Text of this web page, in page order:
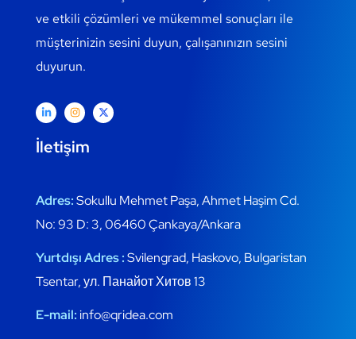
ve etkili çözümleri ve mükemmel sonuçları ile
müşterinizin sesini duyun, çalışanınızın sesini
duyurun.
İletişim
Adres:Sokullu Mehmet Paşa, Ahmet Haşim Cd.
No: 93 D: 3, 06460 Çankaya/Ankara
Yurtdışı Adres :Svilengrad, Haskovo, Bulgaristan
Tsentar, ул. Панайот Хитов 13
E-mail:info@qridea.com